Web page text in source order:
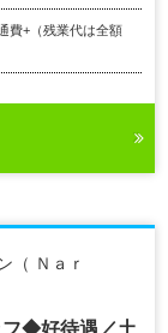
費+（残業代は全額
（ Ｎａｒ
フ◆好待遇／土